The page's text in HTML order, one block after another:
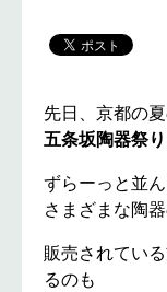
先日、京都の
五条坂陶器祭り
ずらーっと並
さまざまな陶
販売されてい
るのも